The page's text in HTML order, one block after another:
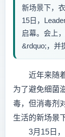
新场景下，
15日，
启幕。会上
&rdquo;，并
近年来随着
为了避免细菌
毒，但消毒剂
生活的新场景
3月15日，